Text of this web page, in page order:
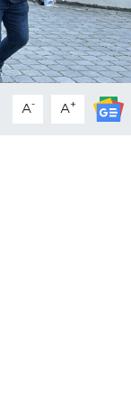
A- A+